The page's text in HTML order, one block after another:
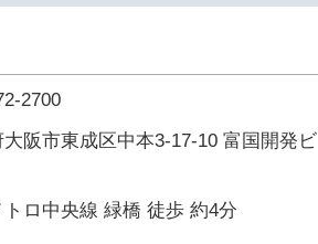
2700
大阪市東成区中本3-17-10 富国開発ビ
トロ中央線 緑橋 徒歩 約4分